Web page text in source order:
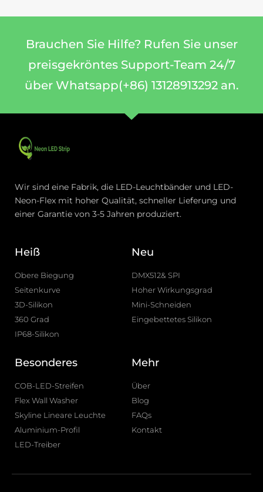
Brauchen Sie Hilfe? Rufen Sie unser
preisgekröntes Support-Team 24/7
über Whatsapp(+86) 13128913292 an.
Wir sind eine Fabrik, die LED-Leuchtbänder und LED-
Neon-Flex mit hoher Qualität, schneller Lieferung und
einer Garantie von 3-5 Jahren produziert.
Heiß
Obere Biegung
Seitenkurve
3D-Silikon
360 Grad
IP68-Silikon
Neu
DMX512& SPI
Hoher Wirkungsgrad
Mini-Schneiden
Eingebettetes Silikon
Besonderes
COB-LED-Streifen
Flex Wall Washer
Skyline Lineare Leuchte
Aluminium-Profil
LED-Treiber
Mehr
Über
Blog
FAQs
Kontakt